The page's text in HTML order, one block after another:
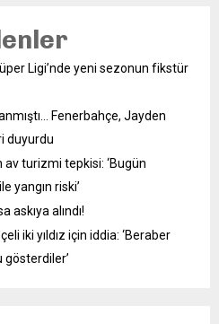
Ligi’nde yeni sezonun fikstür
Fenerbahçe, Jayden
duyurdu
av turizmi tepkisi: ‘Bugün
yangın riski’
askıya alındı!
iki yıldız için iddia: ‘Beraber
gösterdiler’